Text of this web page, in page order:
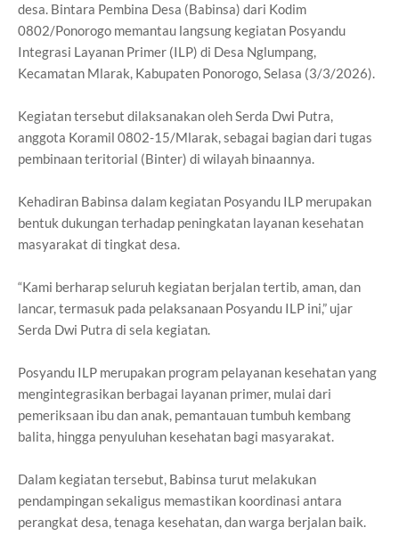
desa. Bintara Pembina Desa (Babinsa) dari Kodim
0802/Ponorogo memantau langsung kegiatan Posyandu
Integrasi Layanan Primer (ILP) di Desa Nglumpang,
Kecamatan Mlarak, Kabupaten Ponorogo, Selasa (3/3/2026).
Kegiatan tersebut dilaksanakan oleh Serda Dwi Putra,
anggota Koramil 0802-15/Mlarak, sebagai bagian dari tugas
pembinaan teritorial (Binter) di wilayah binaannya.
Kehadiran Babinsa dalam kegiatan Posyandu ILP merupakan
bentuk dukungan terhadap peningkatan layanan kesehatan
masyarakat di tingkat desa.
“Kami berharap seluruh kegiatan berjalan tertib, aman, dan
lancar, termasuk pada pelaksanaan Posyandu ILP ini,” ujar
Serda Dwi Putra di sela kegiatan.
Posyandu ILP merupakan program pelayanan kesehatan yang
mengintegrasikan berbagai layanan primer, mulai dari
pemeriksaan ibu dan anak, pemantauan tumbuh kembang
balita, hingga penyuluhan kesehatan bagi masyarakat.
Dalam kegiatan tersebut, Babinsa turut melakukan
pendampingan sekaligus memastikan koordinasi antara
perangkat desa, tenaga kesehatan, dan warga berjalan baik.